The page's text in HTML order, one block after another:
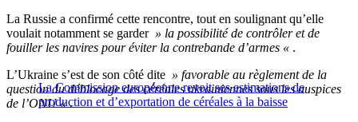
La Russie a confirmé cette rencontre, tout en soulignant qu’elle
voulait notamment se garder » la possibilité de contrôler et de
fouiller les navires pour éviter la contrebande d’armes « .
La Commission européenne revoit ses estimations de
production et d’exportation de céréales à la baisse
L’Ukraine s’est de son côté dite » favorable au règlement de la
question du déblocage des céréales ukrainiennes sous les auspices
de l’ONU «.